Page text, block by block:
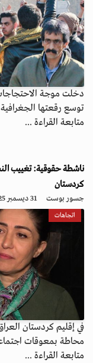
دخلت موجة
توسع رقعتها
متابعة القراءة ...
ناشطة حقوقية: تغييب
كردستان
جسور بوست 31 ديسمبر 2025 - 09:13
اتجاهات
في إقليم كردستان
محاطة بمعوقات
متابعة القراءة ...